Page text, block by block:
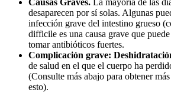
Causas Graves. La mayoría de las
desaparecen por sí solas. Algunas
infección grave del intestino grueso
difficile es una causa grave que
tomar antibióticos fuertes.
Complicación grave:
de salud en el que el cuerpo ha
(Consulte más abajo para obtener
esto).